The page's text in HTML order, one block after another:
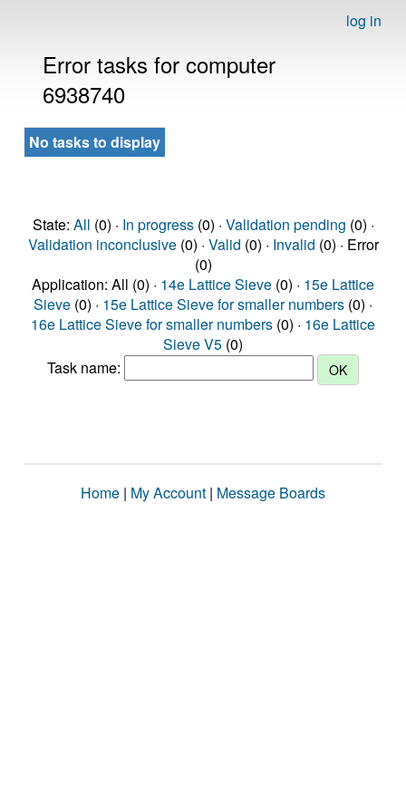
log in
Error tasks for computer
6938740
No tasks to display
State: All (0) · In progress(0) · Validation pending (0) ·
Validation inconclusive(0) · Valid (0) · Invalid (0) · Error
(0)
Application: All (0) · 14e Lattice Sieve (0) · 15e Lattice
Sieve (0) · 15e Lattice Sieve for smaller numbers (0) ·
16e Lattice Sieve for smaller numbers (0) · 16e Lattice
Sieve V5 (0)
Task name:
Home | My Account | Message Boards